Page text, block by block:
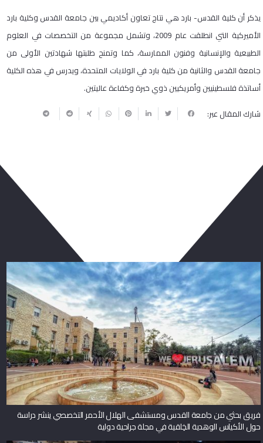
يذكر أن كلية القدس- بارد هي نتاج تعاون أكاديمي بين جامعة القدس وكلية بارد
الأميركية التي انطلقت عام 2009، وتشمل مجموعة من التخصصات في العلوم
الطبيعية والإنسانية وفنون الممارسة، كما وتمنح طلبتها شهادتين الأولى من
جامعة القدس والثانية من كلية بارد في الولايات المتحدة، ويدرس في هذه الكلية
أساتذة فلسطينيين وأمريكيين ذوي خبرة وكفاءة عاليتين.
شارك المقال عبر:
فريق بحثي من جامعة القدس ومستشفى الهلال الأحمر التخصصي ينشر دراسة
حول الأكياس الوهدية الخِلقية في مجلة جراحية دولية